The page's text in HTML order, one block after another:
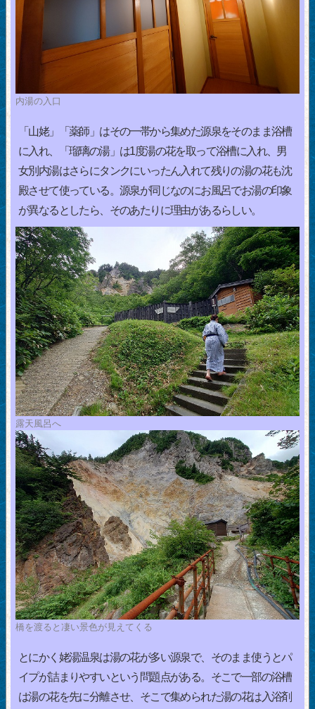
内湯の入口
「山姥」「薬師」はその一帯から集めた源泉をそのまま浴槽
に入れ、「瑠璃の湯」は1度湯の花を取って浴槽に入れ、男
女別内湯はさらにタンクにいったん入れて残りの湯の花も沈
殿させて使っている。源泉が同じなのにお風呂でお湯の印象
が異なるとしたら、そのあたりに理由があるらしい。
露天風呂へ
橋を渡ると凄い景色が見えてくる
とにかく姥湯温泉は湯の花が多い源泉で、そのまま使うとパ
イプが詰まりやすいという問題点がある。そこで一部の浴槽
は湯の花を先に分離させ、そこで集められた湯の花は入浴剤